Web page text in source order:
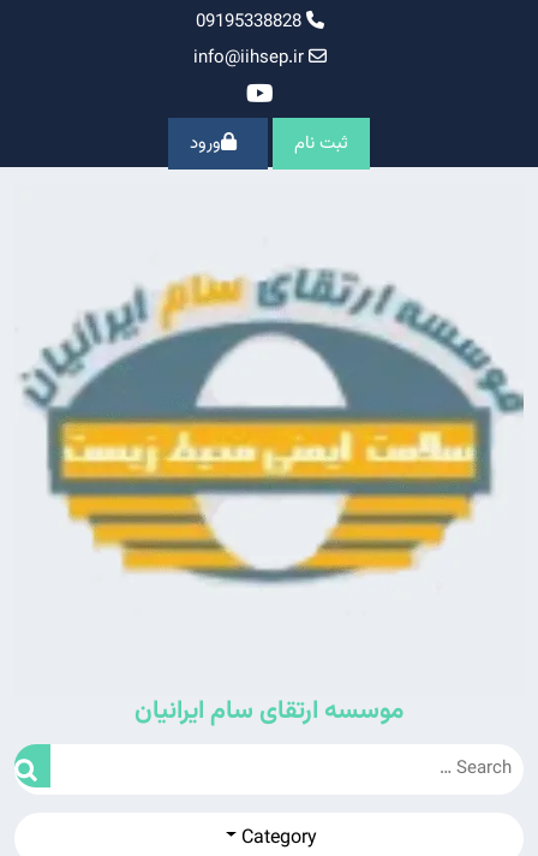
09195338828
info@iihsep.ir
ثبت نام ورود
موسسه ارتقای سام ایرانیان
Category